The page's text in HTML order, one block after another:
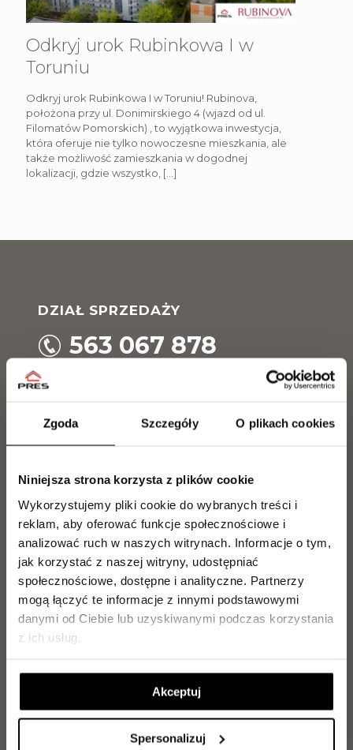
Zgoda Szczegóły O plikach cookies
Niniejsza strona korzysta z plików cookie
Wykorzystujemy pliki cookie do wybranych treści i
reklam, aby oferować funkcje społecznościowe i
analizować ruch w naszych witrynach. Informacje o tym,
jak korzystać z naszej witryny, udostępniać
społecznościowe, dostępne i analityczne. Partnerzy
mogą łączyć te informacje z innymi podstawowymi
danymi od Ciebie lub uzyskiwanymi podczas korzystania
z ich usług.
Akceptuj
Spersonalizuj
Odkryj urok Rubinkowa I w
Toruniu
Odkryj urok Rubinkowa I w Toruniu! Rubinova,
położona przy ul. Donimirskiego 4 (wjazd od ul.
Filomatów Pomorskich) , to wyjątkowa inwestycja,
która oferuje nie tylko nowoczesne mieszkania, ale
także możliwość zamieszkania w dogodnej
lokalizacji, gdzie wszystko, […]
DZIAŁ SPRZEDAŻY
563 067 878
Zainteresowany zakupem lub rezerwacją mieszkania?
Nasz zespół chętnie udzieli Ci wszystkich niezbędnych
mieszkania.
Tel.500 300 056
Tel. 729 142 896
p.ritter@pres.com.pl
m.olszewska@pres.com.pl
729 142 897